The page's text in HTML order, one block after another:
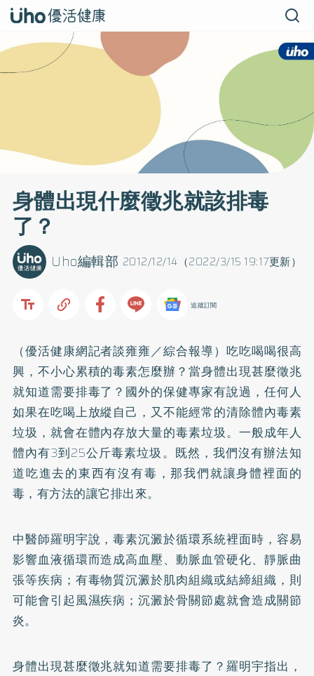
身體出現什麼徵兆就該排毒
了？
2012/12/14（2022/3/15 19:17更新）
Uho編輯部
追蹤訂閱
（優活健康網記者談雍雍／綜合報導）吃吃喝喝很高
興，不小心累積的毒素怎麼辦？當身體出現甚麼徵兆
就知道需要排毒了？國外的保健專家有說過，任何人
如果在吃喝上放縱自己，又不能經常的清除體內毒素
垃圾，就會在體內存放大量的毒素垃圾。一般成年人
體內有3到25公斤毒素垃圾。既然，我們沒有辦法知
道吃進去的東西有沒有毒，那我們就讓身體裡面的
毒，有方法的讓它排出來。
中醫師羅明宇說，毒素沉澱於循環系統裡面時，容易
影響血液循環而造成高血壓、動脈血管硬化、靜脈曲
張等疾病；有毒物質沉澱於肌肉組織或結締組織，則
可能會引起風濕疾病；沉澱於骨關節處就會造成關節
炎。
身體出現甚麼徵兆就知道需要排毒了？羅明宇指出，